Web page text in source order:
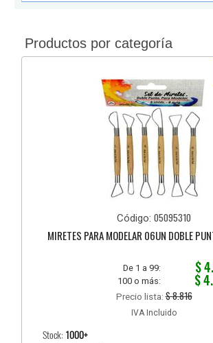
Productos por categoría
Código: 05095310
MIRETES PARA MODELAR 06UN DOBLE
De 1 a 99: $
100 o más: $
Precio lista:$ 8.816
IVA Incluido
Stock: 1000+